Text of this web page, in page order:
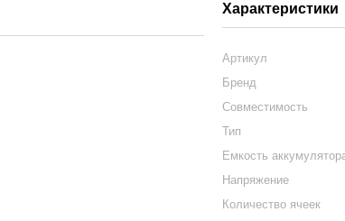
Характеристики
Артикул
Бренд
Совместимость
Тип
Емкость
Напряжение
Количество ячеек